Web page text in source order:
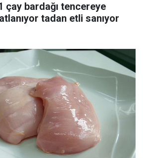
çay bardağı tencereye
tadan etli sanıyor